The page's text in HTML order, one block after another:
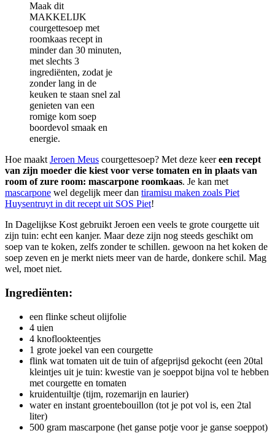
Maak dit
MAKKELIJK
courgettesoep met
roomkaas recept in
minder dan 30 minuten,
met slechts 3
ingrediënten, zodat je
zonder lang in de
keuken te staan snel zal
genieten van een
romige kom soep
boordevol smaak en
energie.
Hoe maakt Jeroen Meus courgettesoep? Met deze keereen recept
van zijn moeder die kiest voor verse tomaten en in plaats van
room of zure room: mascarpone roomkaas. Je kan met
mascarpone wel degelijk meer dan tiramisu maken zoals Piet
Huysentruyt in dit recept uit SOS Piet!
In Dagelijkse Kost gebruikt Jeroen een veels te grote courgette uit
zijn tuin: echt een kanjer. Maar deze zijn nog steeds geschikt om
soep van te koken, zelfs zonder te schillen. gewoon na het koken de
soep zeven en je merkt niets meer van de harde, donkere schil. Mag
wel, moet niet.
Ingrediënten:
een flinke scheut olijfolie
4 uien
4 knoflookteentjes
1 grote joekel van een courgette
flink wat tomaten uit de tuin of afgeprijsd gekocht (een 20tal
kleintjes uit je tuin: kwestie van je soeppot bijna vol te hebben
met courgette en tomaten
kruidentuiltje (tijm, rozemarijn en laurier)
water en instant groentebouillon (tot je pot vol is, een 2tal
liter)
500 gram mascarpone (het ganse potje voor je ganse soeppot)